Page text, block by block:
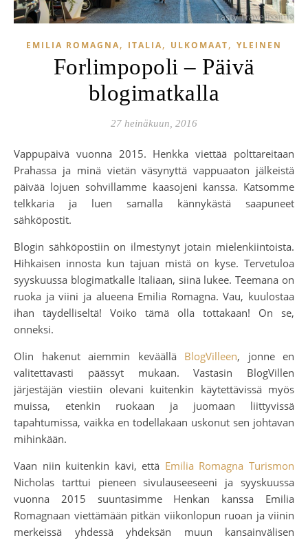
EMILIA ROMAGNA, ITALIA, ULKOMAAT, YLEINEN
Forlimpopoli – Päivä
blogimatkalla
27 heinäkuun, 2016
Vappupäivä vuonna 2015. Henkka viettää polttareitaan
Prahassa ja minä vietän väsynyttä vappuaaton jälkeistä
päivää lojuen sohvillamme kaasojeni kanssa. Katsomme
telkkaria ja luen samalla kännykästä saapuneet
sähköpostit.
Blogin sähköpostiin on ilmestynyt jotain mielenkiintoista.
Hihkaisen innosta kun tajuan mistä on kyse. Tervetuloa
syyskuussa blogimatkalle Italiaan, siinä lukee. Teemana on
ruoka ja viini ja alueena Emilia Romagna. Vau, kuulostaa
ihan täydelliseltä! Voiko tämä olla tottakaan! On se,
onneksi.
Olin hakenut aiemmin keväällä BlogVilleen, jonne en
valitettavasti päässyt mukaan. Vastasin BlogVillen
järjestäjän viestiin olevani kuitenkin käytettävissä myös
muissa, etenkin ruokaan ja juomaan liittyvissä
tapahtumissa, vaikka en todellakaan uskonut sen johtavan
mihinkään.
Vaan niin kuitenkin kävi, että Emilia Romagna Turismon
Nicholas tarttui pieneen sivulauseeseeni ja syyskuussa
vuonna 2015 suuntasimme Henkan kanssa Emilia
Romagnaan viettämään pitkän viikonlopun ruoan ja viinin
merkeissä yhdessä yhdeksän muun kansainvälisen